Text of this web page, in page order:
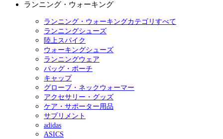
ランニング・ウォーキング
ランニング・ウォーキングカテゴリすべて
ランニングシューズ
陸上スパイク
ウォーキングシューズ
ランニングウェア
バッグ・ポーチ
キャップ
グローブ・ネックウォーマー
アクセサリー・グッズ
ケア・サポーター用品
サプリメント
adidas
ASICS